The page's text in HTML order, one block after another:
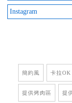
Instagram
簡約風 卡拉OK
提供烤肉區 提